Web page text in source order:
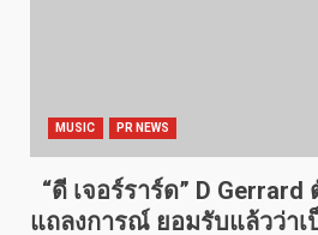
MUSIC PR NEWS
“ดี เจอร์ราร์ด” D
แถลงการณ์ ยอมรับแล้วว่าเ